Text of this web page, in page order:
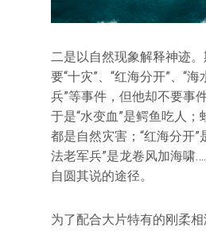
二是以自然现象解释神迹
要“十灾”、“红海分开”、“
兵”等事件，但他却不要事
于是“水变血”是鳄鱼吃人
都是自然灾害；“红海分开”
法老军兵”是龙卷风加海啸
自圆其说的途径。
为了配合大片特有的刚柔